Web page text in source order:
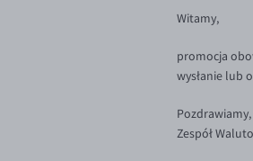
Witamy,
promocja
wysłanie lub
Pozdrawiamy,
Zespół